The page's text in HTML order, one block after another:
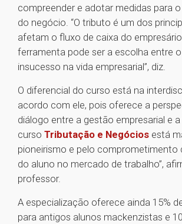
compreender e adotar medidas para
do negócio. “O tributo é um dos
afetam o fluxo de caixa do
ferramenta pode ser a escolha entre
insucesso na vida empresarial”, diz.
O diferencial do curso está na
acordo com ele, pois oferece a
diálogo entre a gestão empresarial e a
curso Tributação e Negócios está
pioneirismo e pelo comprometimento
do aluno no mercado de trabalho”,
professor.
A especialização oferece ainda 15%
para antigos alunos mackenzistas e